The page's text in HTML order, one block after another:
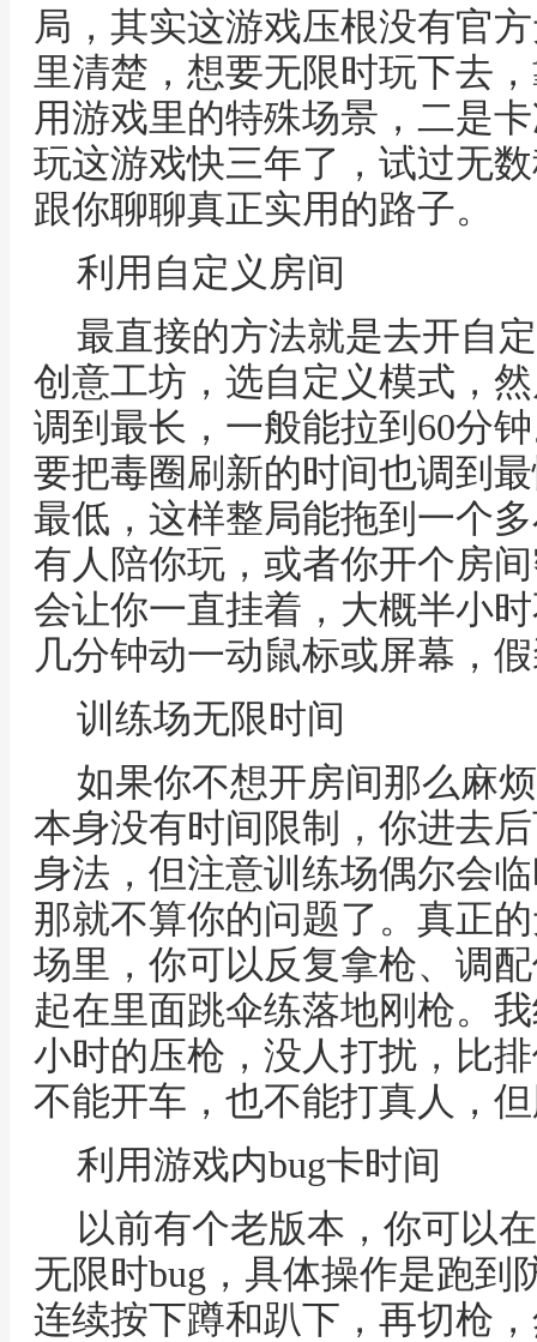
局，其实这游戏压根没有官
里清楚，想要无限时玩下去
用游戏里的特殊场景，二是
玩这游戏快三年了，试过无
跟你聊聊真正实用的路子。
利用自定义房间
最直接的方法就是去开自
创意工坊，选自定义模式，
调到最长，一般能拉到60分
要把毒圈刷新的时间也调到
最低，这样整局能拖到一个
有人陪你玩，或者你开个房
会让你一直挂着，大概半小
几分钟动一动鼠标或屏幕，
训练场无限时间
如果你不想开房间那么麻
本身没有时间限制，你进去
身法，但注意训练场偶尔会
那就不算你的问题了。真正
场里，你可以反复拿枪、调
起在里面跳伞练落地刚枪。
小时的压枪，没人打扰，比
不能开车，也不能打真人，
利用游戏内bug卡时间
以前有个老版本，你可以
无限时bug，具体操作是跑到
连续按下蹲和趴下，再切枪